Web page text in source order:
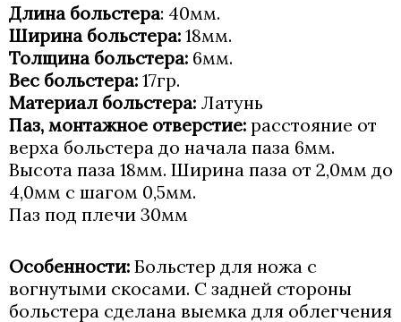
Длина больстера: 40мм.
Ширина больстера: 18мм.
Толщина больстера: 6мм.
Вес больстера: 17гр.
Материал больстера: Латунь
Паз, монтажное отверстие: расстояние от
верха больстера до начала паза 6мм.
Высота паза 18мм. Ширина паза от 2,0мм до
4,0мм с шагом 0,5мм.
Паз под плечи 30мм
Особенности: Больстер для ножа с
вогнутыми скосами. С задней стороны
больстера сделана выемка для облегчения